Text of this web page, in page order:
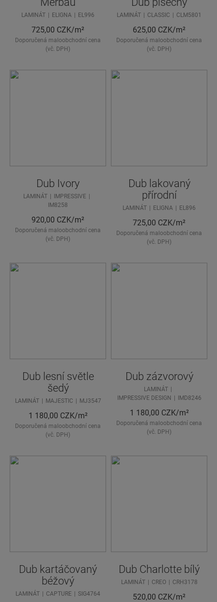
LAMINÁT ELIGNA EL996
725,00 CZK/m²
Doporučená maloobchodní cena
(vč. DPH)
LAMINÁT CLASSIC CLM5801
625,00 CZK/m²
Doporučená maloobchodní cena
(vč. DPH)
Dub Ivory
LAMINÁT
IMPRESSIVE
IM8258
920,00 CZK/m²
Doporučená maloobchodní cena
(vč. DPH)
Dub lakovaný
přírodní
LAMINÁT ELIGNA EL896
725,00 CZK/m²
Doporučená maloobchodní cena
(vč. DPH)
Dub lesní světle
šedý
LAMINÁT MAJESTIC MJ3547
1 180,00 CZK/m²
Doporučená maloobchodní cena
(vč. DPH)
Dub zázvorový
LAMINÁT
IMPRESSIVE DESIGN
IMD8246
1 180,00 CZK/m²
Doporučená maloobchodní cena
(vč. DPH)
Dub kartáčovaný
béžový
LAMINÁT CAPTURE SIG4764
Dub Charlotte bílý
LAMINÁT CREO CRH3178
520,00 CZK/m²